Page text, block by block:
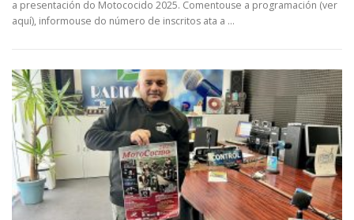
a presentación do Motococido 2025. Comentouse a programación (ver
aquí), informouse do número de inscritos ata a …